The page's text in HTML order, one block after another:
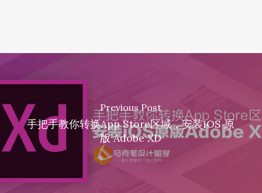
Previous Post
手把手教你转换App Store区域，安装iOS 原
版 Adobe XD